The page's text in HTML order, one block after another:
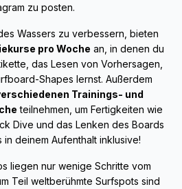
zu posten.
Wassers zu verbessern, bieten
pro Woche an, in denen du
das Lesen von Vorhersagen,
Shapes lernst. Außerdem
Trainings- und
teilnehmen, um Fertigkeiten wie
Dive und das Lenken des Boards
in deinem Aufenthalt inklusive!
liegen nur wenige Schritte vom
Teil weltberühmte Surfspots sind